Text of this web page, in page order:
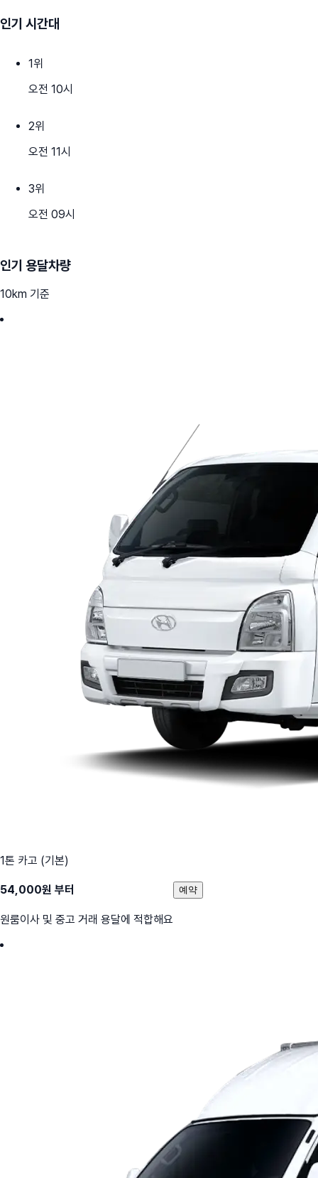
인기 시간대
1위
오전 10시
2위
오전 11시
3위
오전 09시
인기 용달차량
10km 기준
1톤 카고 (기본)
54,000원 부터
원룸이사 및 중고 거래 용달에 적합해요
예약